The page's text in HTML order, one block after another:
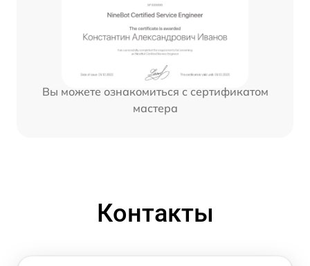
Вы можете ознакомиться с сертификатом
мастера
Контакты